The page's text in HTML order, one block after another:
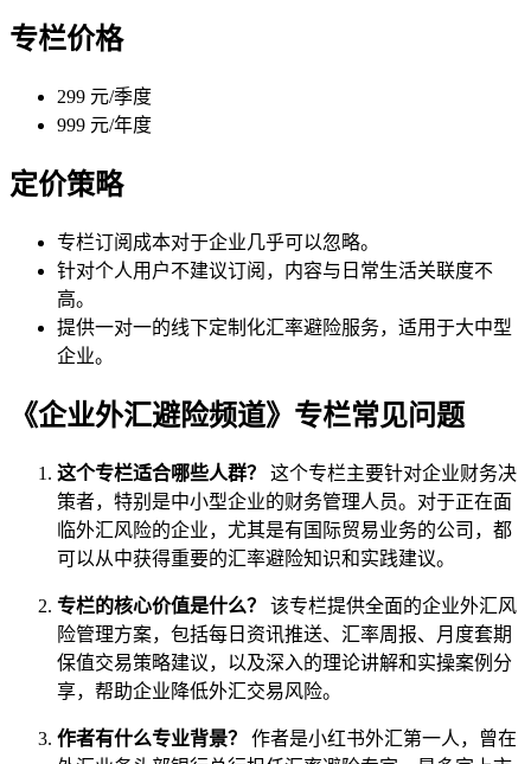
专栏价格
299 元/季度
999 元/年度
定价策略
专栏订阅成本对于企业几乎可以忽略。
针对个人用户不建议订阅，内容与日常生活关联度不
高。
提供一对一的线下定制化汇率避险服务，适用于大中型
企业。
《企业外汇避险频道》专栏常见问题
这个专栏适合哪些人群？
这个专栏主要针对企业财务决
策者，特别是中小型企业的财务管理人员。对于正在面
临外汇风险的企业，尤其是有国际贸易业务的公司，都
可以从中获得重要的汇率避险知识和实践建议。
专栏的核心价值是什么？
该专栏提供全面的企业外汇风
险管理方案，包括每日资讯推送、汇率周报、月度套期
保值交易策略建议，以及深入的理论讲解和实操案例分
享，帮助企业降低外汇交易风险。
作者有什么专业背景？
作者是小红书外汇第一人，曾在